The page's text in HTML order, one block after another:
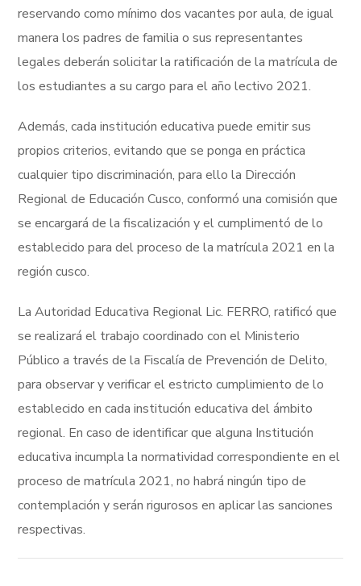
reservando como mínimo dos vacantes por aula, de igual
manera los padres de familia o sus representantes
legales deberán solicitar la ratificación de la matrícula de
los estudiantes a su cargo para el año lectivo 2021.
Además, cada institución educativa puede emitir sus
propios criterios, evitando que se ponga en práctica
cualquier tipo discriminación, para ello la Dirección
Regional de Educación Cusco, conformó una comisión que
se encargará de la fiscalización y el cumplimentó de lo
establecido para del proceso de la matrícula 2021 en la
región cusco.
La Autoridad Educativa Regional Lic. FERRO, ratificó que
se realizará el trabajo coordinado con el Ministerio
Público a través de la Fiscalía de Prevención de Delito,
para observar y verificar el estricto cumplimiento de lo
establecido en cada institución educativa del ámbito
regional. En caso de identificar que alguna Institución
educativa incumpla la normatividad correspondiente en el
proceso de matrícula 2021, no habrá ningún tipo de
contemplación y serán rigurosos en aplicar las sanciones
respectivas.